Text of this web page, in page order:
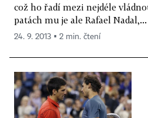
což ho řadí mezi nejdéle
patách mu je ale Rafael Nadal,...
24. 9. 2013 ▪ 2 min. čtení